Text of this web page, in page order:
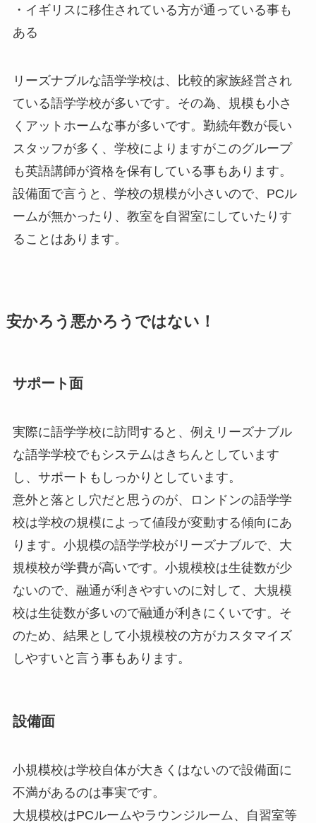
・イギリスに移住されている方が通っている事も
ある
リーズナブルな語学学校は、比較的家族経営され
ている語学学校が多いです。その為、規模も小さ
くアットホームな事が多いです。勤続年数が長い
スタッフが多く、学校によりますがこのグループ
も英語講師が資格を保有している事もあります。
設備面で言うと、学校の規模が小さいので、PCル
ームが無かったり、教室を自習室にしていたりす
ることはあります。
安かろう悪かろうではない！
サポート面
実際に語学学校に訪問すると、例えリーズナブル
な語学学校でもシステムはきちんとしています
し、サポートもしっかりとしています。
意外と落とし穴だと思うのが、ロンドンの語学学
校は学校の規模によって値段が変動する傾向にあ
ります。小規模の語学学校がリーズナブルで、大
規模校が学費が高いです。小規模校は生徒数が少
ないので、融通が利きやすいのに対して、大規模
校は生徒数が多いので融通が利きにくいです。そ
のため、結果として小規模校の方がカスタマイズ
しやすいと言う事もあります。
設備面
小規模校は学校自体が大きくはないので設備面に
不満があるのは事実です。
大規模校はPCルームやラウンジルーム、自習室等